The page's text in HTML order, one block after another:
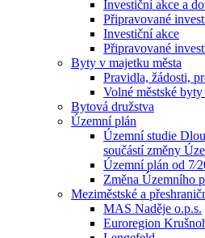
Investiční akce a
Připravované
Investiční akce
Připravované
Byty v majetku města
Pravidla, žádosti,
Volné městské
Bytová družstva
Územní plán
Územní studie
součástí změny
Územní plán od
Změna Územního
Meziměstské a
MAS Naděje o.p.s.
Euroregion